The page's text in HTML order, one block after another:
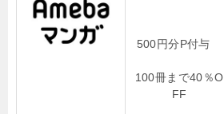
500円分P付与
100冊まで40％O
FF